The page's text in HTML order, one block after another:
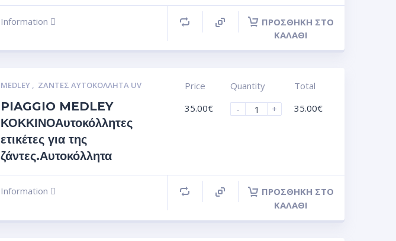
Information
ΠΡΟΣΘΉΚΗ ΣΤΟ
ΚΑΛΆΘΙ
MEDLEY , ΖΆΝΤΕΣ ΑΥΤΟΚΌΛΛΗΤΑ UV
PIAGGIO MEDLEY
ΚΟΚΚΙΝΟΑυτοκόλλητες
ετικέτες για της
ζάντες.Αυτοκόλλητα
Price
35.00€
Quantity
-
+
Total
35.00€
Information
ΠΡΟΣΘΉΚΗ ΣΤΟ
ΚΑΛΆΘΙ